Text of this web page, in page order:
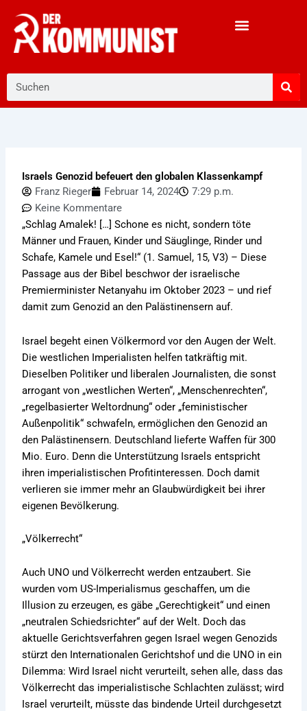
Inhalt
springen
Israels Genozid befeuert den globalen Klassenkampf
Franz Rieger
Februar 14, 2024
7:29 p.m.
Keine Kommentare
„Schlag Amalek! […] Schone es nicht, sondern töte
Männer und Frauen, Kinder und Säuglinge, Rinder und
Schafe, Kamele und Esel!“ (1. Samuel, 15, V3) – Diese
Passage aus der Bibel beschwor der israelische
Premierminister Netanyahu im Oktober 2023 – und rief
damit zum Genozid an den Palästinensern auf.
Israel begeht einen Völkermord vor den Augen der Welt.
Die westlichen Imperialisten helfen tatkräftig mit.
Dieselben Politiker und liberalen Journalisten, die sonst
arrogant von „westlichen Werten“, „Menschenrechten“,
„regelbasierter Weltordnung“ oder „feministischer
Außenpolitik“ schwafeln, ermöglichen den Genozid an
den Palästinensern. Deutschland lieferte Waffen für 300
Mio. Euro. Denn die Unterstützung Israels entspricht
ihren imperialistischen Profitinteressen. Doch damit
verlieren sie immer mehr an Glaubwürdigkeit bei ihrer
eigenen Bevölkerung.
„Völkerrecht“
Auch UNO und Völkerrecht werden entzaubert. Sie
wurden vom US-Imperialismus geschaffen, um die
Illusion zu erzeugen, es gäbe „Gerechtigkeit“ und einen
„neutralen Schiedsrichter“ auf der Welt. Doch das
aktuelle Gerichtsverfahren gegen Israel wegen Genozids
stürzt den Internationalen Gerichtshof und die UNO in ein
Dilemma: Wird Israel nicht verurteilt, sehen alle, dass das
Völkerrecht das imperialistische Schlachten zulässt; wird
Israel verurteilt, müsste das bindende Urteil durchgesetzt